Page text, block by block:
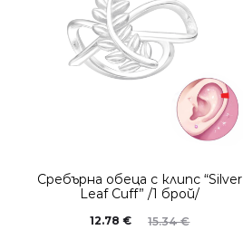
Сребърнa oбеца с клипс “Silver
Leaf Cuff” /1 брой/
15.34€
12.78€